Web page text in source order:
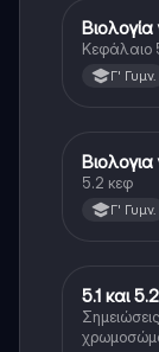
Βιολογία
Βιολογία
Κεφάλαιο
Γ' Γυμν.
Βιολογία
Βιολογια
5.2 κεφ
Γ' Γυμν.
Βιολογία
5.1 και